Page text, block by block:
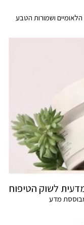
ושמורות הטבע
מבוססת מדע